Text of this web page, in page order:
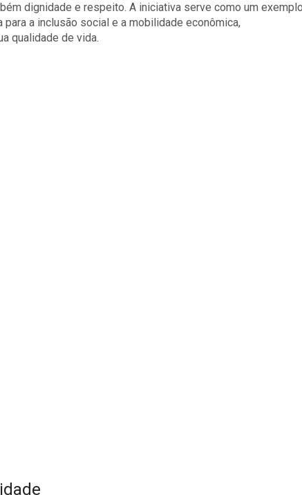
dignidade e respeito. A iniciativa serve como um
a inclusão social e a mobilidade econômica,
qualidade de vida.